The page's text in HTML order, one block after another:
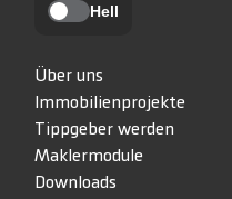
Hell
Über uns
Immobilienprojekte
Tippgeber werden
Maklermodule
Downloads